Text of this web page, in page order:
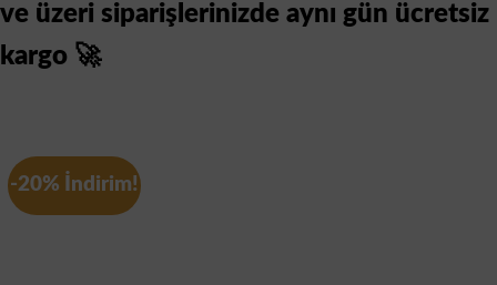
ve üzeri siparişlerinizde aynı gün ücretsiz
kargo 🚀
-20% İndirim!